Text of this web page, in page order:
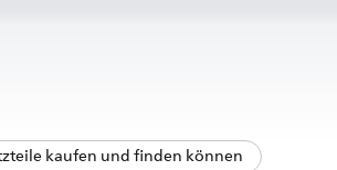
kaufen und finden können